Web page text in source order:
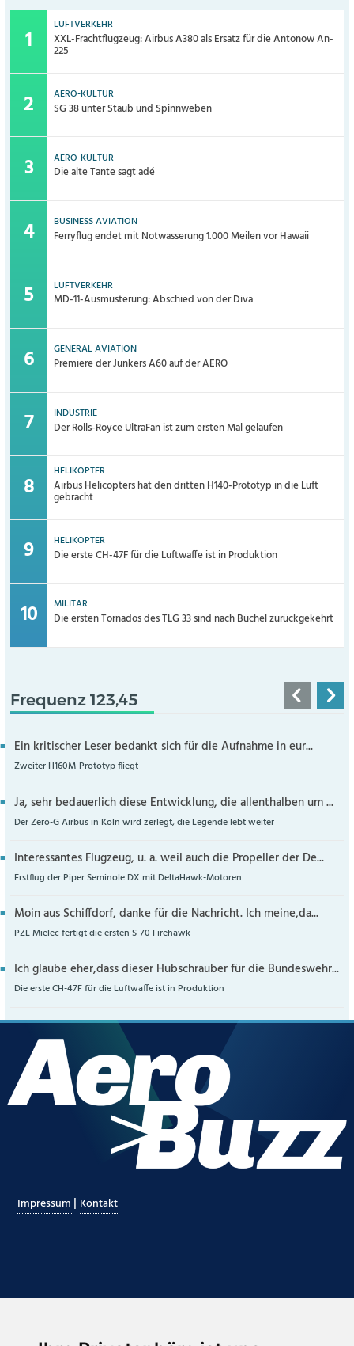
LUFTVERKEHR
XXL-Frachtflugzeug: Airbus A380 als Ersatz für die Antonow An-
225
AERO-KULTUR
SG 38 unter Staub und Spinnweben
AERO-KULTUR
Die alte Tante sagt adé
BUSINESS AVIATION
Ferryflug endet mit Notwasserung 1.000 Meilen vor Hawaii
LUFTVERKEHR
MD-11-Ausmusterung: Abschied von der Diva
GENERAL AVIATION
Premiere der Junkers A60 auf der AERO
INDUSTRIE
Der Rolls-Royce UltraFan ist zum ersten Mal gelaufen
HELIKOPTER
Airbus Helicopters hat den dritten H140-Prototyp in die Luft
gebracht
HELIKOPTER
Die erste CH-47F für die Luftwaffe ist in Produktion
MILITÄR
Die ersten Tornados des TLG 33 sind nach Büchel zurückgekehrt
Frequenz 123,45
Ein kritischer Leser bedankt sich für die Aufnahme in eur...
Zweiter H160M-Prototyp fliegt
Ja, sehr bedauerlich diese Entwicklung, die allenthalben um ...
Der Zero-G Airbus in Köln wird zerlegt, die Legende lebt weiter
Interessantes Flugzeug, u. a. weil auch die Propeller der De...
Erstflug der Piper Seminole DX mit DeltaHawk-Motoren
Moin aus Schiffdorf, danke für die Nachricht. Ich meine,da...
PZL Mielec fertigt die ersten S-70 Firehawk
Ich glaube eher,dass dieser Hubschrauber für die Bundeswehr...
Die erste CH-47F für die Luftwaffe ist in Produktion
Impressum | Kontakt